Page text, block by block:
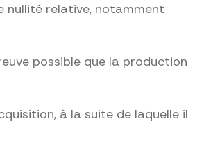
nullité relative, notamment
possible que la production
à la suite de laquelle il